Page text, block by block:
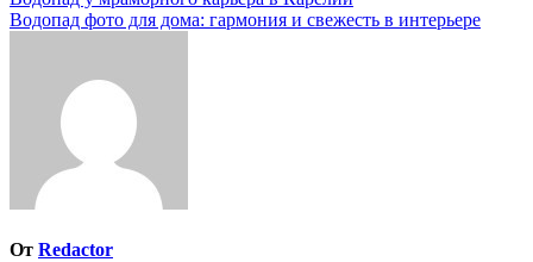
по
Водопад фото для дома: гармония и свежесть в интерьере
От Redactor